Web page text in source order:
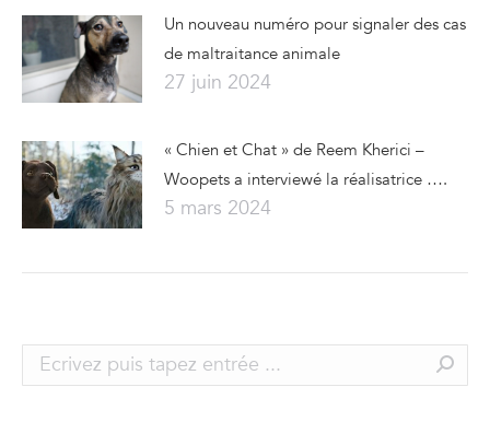
Un nouveau numéro pour signaler des cas
de maltraitance animale
27 juin 2024
« Chien et Chat » de Reem Kherici –
Woopets a interviewé la réalisatrice ….
5 mars 2024
Search: